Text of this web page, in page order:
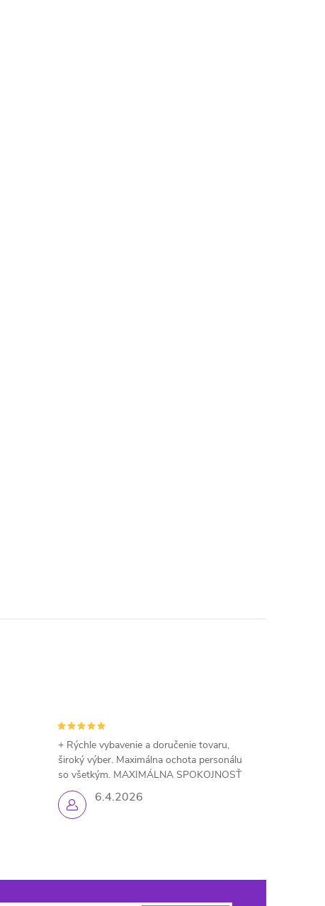
6.4.2026
+ Rýchle vybavenie a doručenie tovaru,
široký výber. Maximálna ochota personálu
so všetkým. MAXIMÁLNA SPOKOJNOSŤ